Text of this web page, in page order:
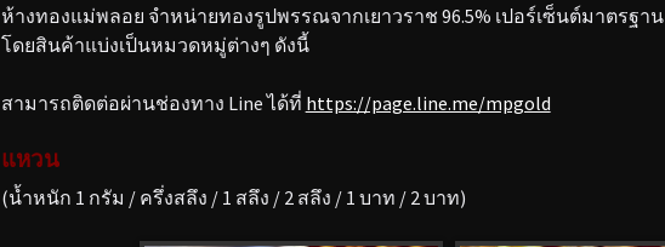
ห้างทองแม่พลอย จำหน่ายทองรูปพรรณจากเยาวราช 96.5% เปอร์เซ็นต์มาตรฐา
โดยสินค้าแบ่งเป็นหมวดหมู่ต่างๆ ดังนี้
สามารถติดต่อผ่านช่องทาง Line ได้ที่ https://page.line.me/mpgold
แหวน
(น้ำหนัก 1 กรัม / ครึ่งสลึง / 1 สลึง / 2 สลึง / 1 บาท / 2 บาท)